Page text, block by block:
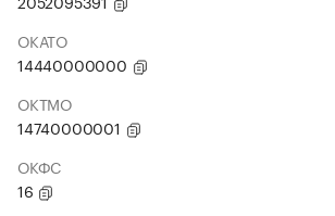
ОКАТО
14440000000
ОКТМО
14740000001
ОКФС
16